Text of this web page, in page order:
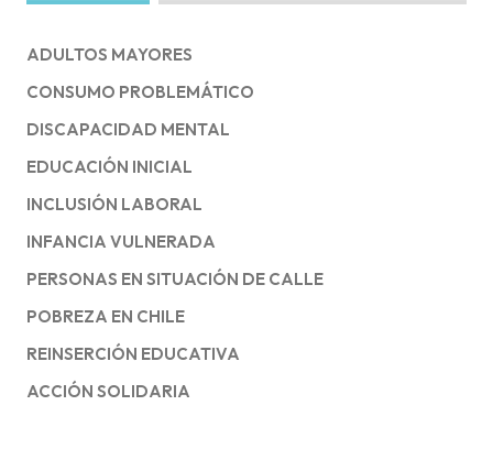
ADULTOS MAYORES
CONSUMO PROBLEMÁTICO
DISCAPACIDAD MENTAL
EDUCACIÓN INICIAL
INCLUSIÓN LABORAL
INFANCIA VULNERADA
PERSONAS EN SITUACIÓN DE CALLE
POBREZA EN CHILE
REINSERCIÓN EDUCATIVA
ACCIÓN SOLIDARIA